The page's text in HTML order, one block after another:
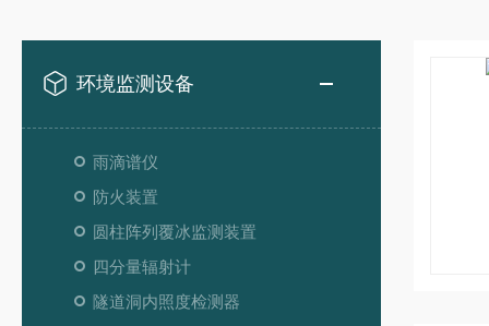
环境监测设备
雨滴谱仪
防火装置
圆柱阵列覆冰监测装置
四分量辐射计
隧道洞内照度检测器